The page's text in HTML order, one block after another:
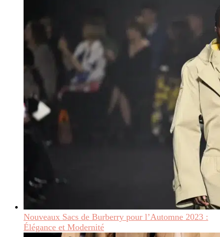
Nouveaux Sacs de Burberry pour l’Automne 2023 :
Élégance et Modernité